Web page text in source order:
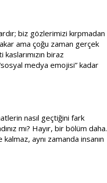
biz gözlerimizi kırpmadan
ama çoğu zaman gerçek
biraz
medya emojisi” kadar
nasıl geçtiğini fark
mı? Hayır, bir bölüm daha.
kalmaz, aynı zamanda insanın